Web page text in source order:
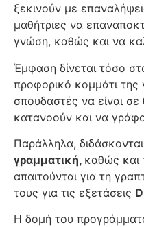
ξεκινούν με
μαθήτριες να
γνώση, καθώς και να
Έμφαση δίνεται τόσο
προφορικό κομμάτι
σπουδαστές να είναι
κατανοούν και να
Παράλληλα,
γραμματική, καθώς και
απαιτούνται για τη
τους για τις εξετάσεις
Η δομή του